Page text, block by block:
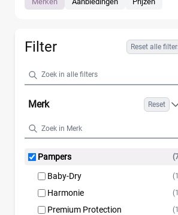
Filter Reset alle
Merk Reset
Pampers
Baby-Dry
Harmonie
Premium Protection